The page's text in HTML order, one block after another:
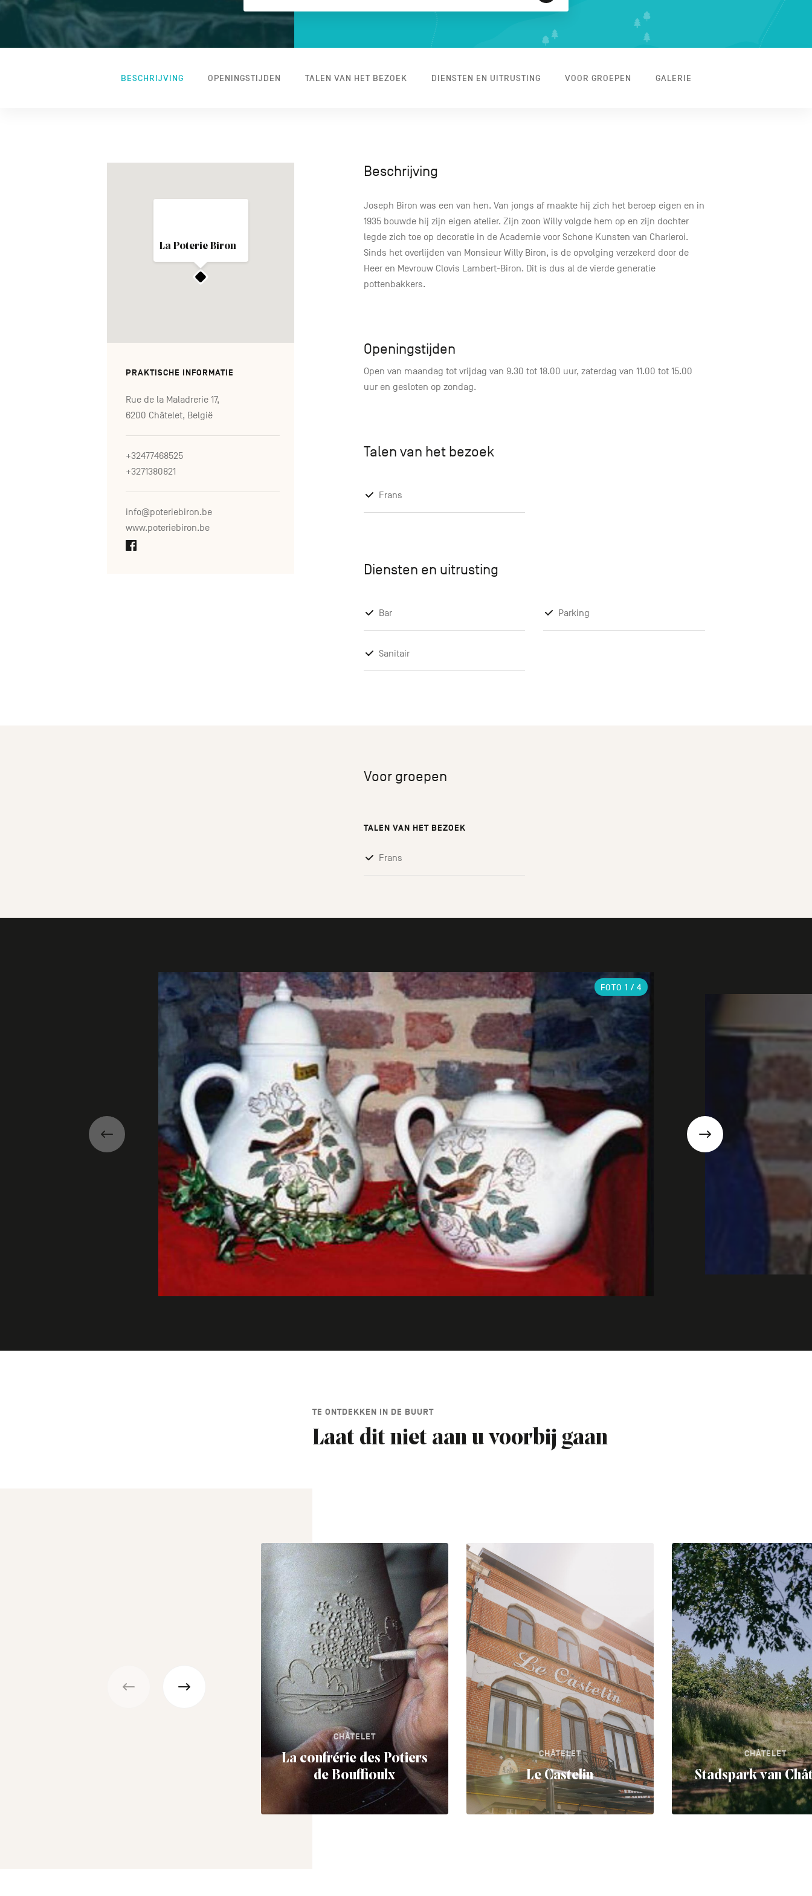
BESCHRIJVING OPENINGSTIJDEN TALEN VAN HET BEZOEK DIENSTEN EN UITRUSTING VOOR GROEPEN GALERIE
La Poterie Biron
PRAKTISCHE INFORMATIE
Rue de la Maladrerie 17,
6200 Châtelet, België
+32477468525
+3271380821
info@poteriebiron.be
www.poteriebiron.be
Beschrijving
Joseph Biron was een van hen. Van jongs af maakte hij zich het beroep eigen en in
1935 bouwde hij zijn eigen atelier. Zijn zoon Willy volgde hem op en zijn dochter
legde zich toe op decoratie in de Academie voor Schone Kunsten van Charleroi.
Sinds het overlijden van Monsieur Willy Biron, is de opvolging verzekerd door de
Heer en Mevrouw Clovis Lambert-Biron. Dit is dus al de vierde generatie
pottenbakkers.
Openingstijden
Open van maandag tot vrijdag van 9.30 tot 18.00 uur, zaterdag van 11.00 tot 15.00
uur en gesloten op zondag.
Talen van het bezoek
Frans
Diensten en uitrusting
Bar Parking
Sanitair
Voor groepen
TALEN VAN HET BEZOEK
Frans
Précédent Suivant
FOTO 1 / 4
TE ONTDEKKEN IN DE BUURT
Laat dit niet aan u voorbij gaan
CHÂTELET
La confrérie des Potiers
de Bouffioulx
CHÂTELET
Le Castelin
CHÂTELET
Stadspark van
Précédent Suivant